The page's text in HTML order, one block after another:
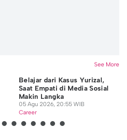
See More
Belajar dari Kasus Yurizal,
Saat Empati di Media Sosial
Makin Langka
05 Agu 2026, 20:55 WIB
Career